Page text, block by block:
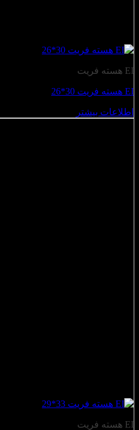
EI هسته فریت
EI هسته فریت 30*26
اطلاعات بیشتر
EI هسته فریت